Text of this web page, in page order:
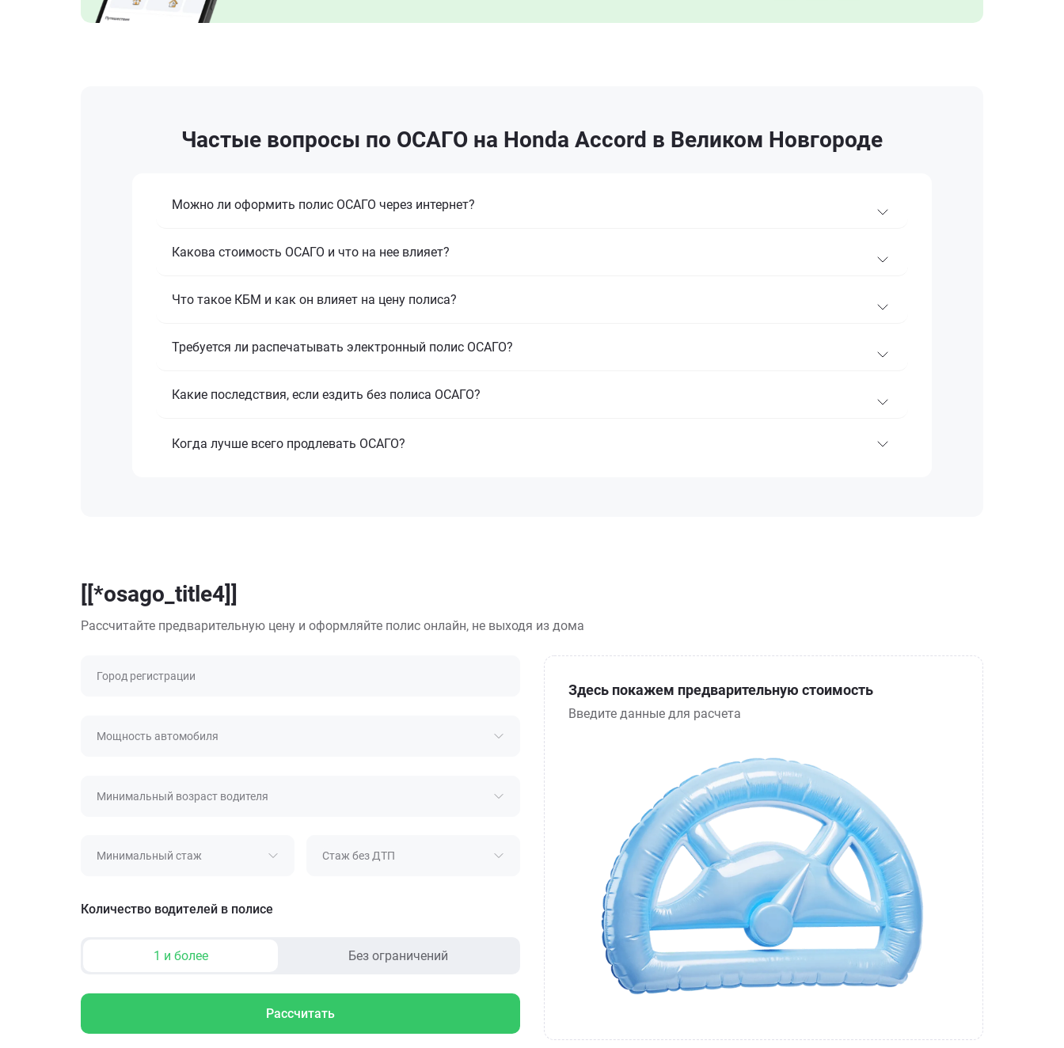
Частые вопросы по ОСАГО на Honda Accord в Великом Новгороде
Можно ли оформить полис ОСАГО через интернет?
Какова стоимость ОСАГО и что на нее влияет?
Что такое КБМ и как он влияет на цену полиса?
Требуется ли распечатывать электронный полис ОСАГО?
Какие последствия, если ездить без полиса ОСАГО?
Когда лучше всего продлевать ОСАГО?
[[*osago_title4]]
Рассчитайте предварительную цену и оформляйте полис онлайн, не выходя из дома
Город регистрации
Мощность автомобиля
Минимальный возраст водителя
Минимальный стаж Стаж без ДТП
Количество водителей в полисе
1 и более Без ограничений
Рассчитать
Здесь покажем предварительную стоимость
Введите данные для расчета